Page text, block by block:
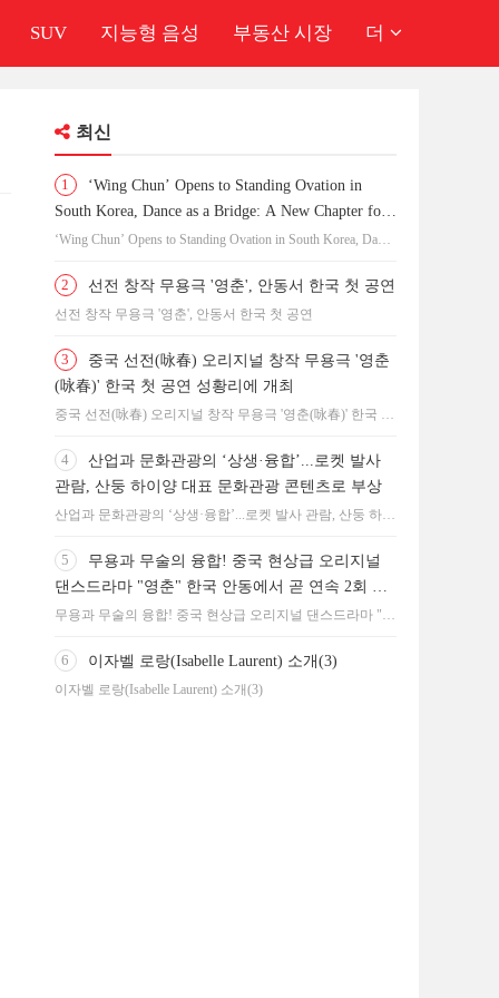
SUV 지능형 음성 부동산 시장 더
최신
1
‘Wing Chun’ Opens to Standing Ovation in
South Korea, Dance as a Bridge: A New Chapter for
China-Korea Cultural Exchange.
‘Wing Chun’ Opens to Standing Ovation in South Korea, Dance
Exchange.
2 선전 창작 무용극 '영춘', 안동서 한국 첫 공연
선전 창작 무용극 '영춘', 안동서 한국 첫 공연
3
중국 선전(咏春) 오리지널 창작 무용극 '영춘
(咏春)' 한국 첫 공연 성황리에 개최
중국 선전(咏春) 오리지널 창작 무용극 '영춘(咏春)' 한국 첫
4
산업과 문화관광의 ‘상생·융합’...로켓 발사
관람, 산둥 하이양 대표 문화관광 콘텐츠로 부상
산업과 문화관광의 ‘상생·융합’...로켓 발사 관람, 산둥 하이
5
무용과 무술의 융합! 중국 현상급 오리지널
댄스드라마 "영춘" 한국 안동에서 곧 연속 2회 공
연
무용과 무술의 융합! 중국 현상급 오리지널 댄스드라마 "영
6 이자벨 로랑(Isabelle Laurent) 소개(3)
이자벨 로랑(Isabelle Laurent) 소개(3)